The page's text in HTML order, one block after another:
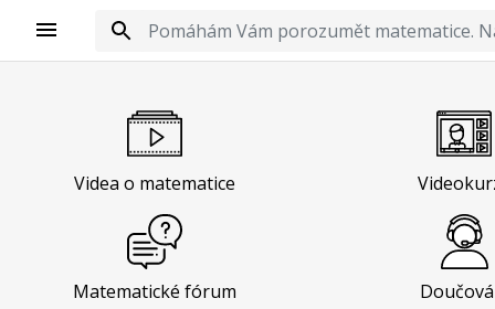
Videa o matematice
Matematické fórum